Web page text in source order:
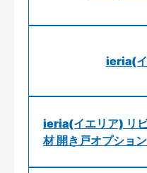
ieria(
ieria(イエリア) リ
材 開き戸オプション